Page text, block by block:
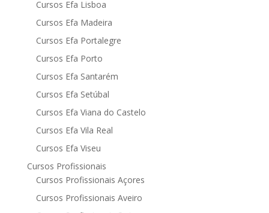
Cursos Efa Lisboa
Cursos Efa Madeira
Cursos Efa Portalegre
Cursos Efa Porto
Cursos Efa Santarém
Cursos Efa Setúbal
Cursos Efa Viana do Castelo
Cursos Efa Vila Real
Cursos Efa Viseu
Cursos Profissionais
Cursos Profissionais Açores
Cursos Profissionais Aveiro